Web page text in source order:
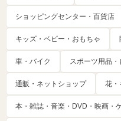
ショッピングセンター・百貨店
キッズ・ベビー・おもちゃ
車・バイク スポーツ用品・
通販・ネットショップ 花・
本・雑誌・音楽・DVD・映画・